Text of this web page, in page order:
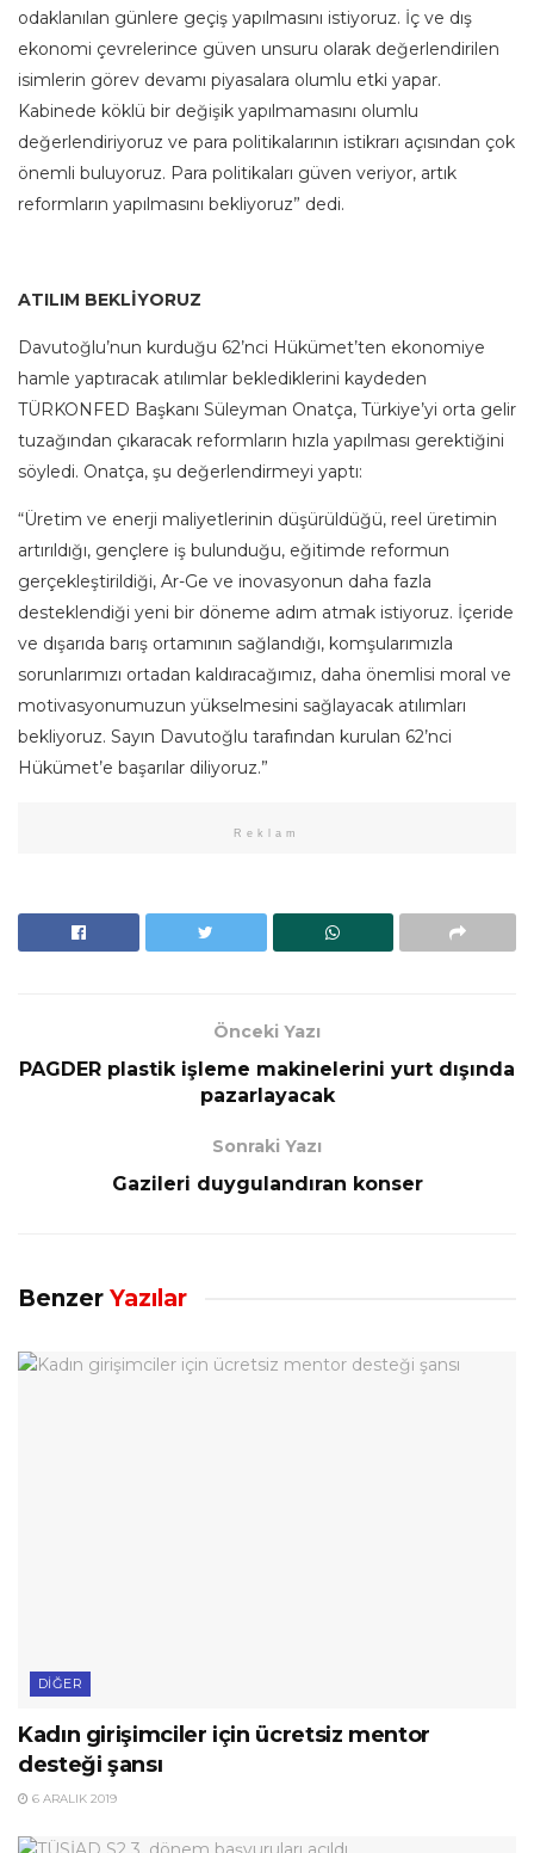
odaklanılan günlere geçiş yapılmasını istiyoruz. İç ve dış
ekonomi çevrelerince güven unsuru olarak değerlendirilen
isimlerin görev devamı piyasalara olumlu etki yapar.
Kabinede köklü bir değişik yapılmamasını olumlu
değerlendiriyoruz ve para politikalarının istikrarı açısından çok
önemli buluyoruz. Para politikaları güven veriyor, artık
reformların yapılmasını bekliyoruz” dedi.
ATILIM BEKLİYORUZ
Davutoğlu’nun kurduğu 62’nci Hükümet’ten ekonomiye
hamle yaptıracak atılımlar beklediklerini kaydeden
TÜRKONFED Başkanı Süleyman Onatça, Türkiye’yi orta gelir
tuzağından çıkaracak reformların hızla yapılması gerektiğini
söyledi. Onatça, şu değerlendirmeyi yaptı:
“Üretim ve enerji maliyetlerinin düşürüldüğü, reel üretimin
artırıldığı, gençlere iş bulunduğu, eğitimde reformun
gerçekleştirildiği, Ar-Ge ve inovasyonun daha fazla
desteklendiği yeni bir döneme adım atmak istiyoruz. İçeride
ve dışarıda barış ortamının sağlandığı, komşularımızla
sorunlarımızı ortadan kaldıracağımız, daha önemlisi moral ve
motivasyonumuzun yükselmesini sağlayacak atılımları
bekliyoruz. Sayın Davutoğlu tarafından kurulan 62’nci
Hükümet’e başarılar diliyoruz.”
Reklam
Önceki Yazı
PAGDER plastik işleme makinelerini yurt dışında
pazarlayacak
Sonraki Yazı
Gazileri duygulandıran konser
Benzer Yazılar
DIĞER
Kadın girişimciler için ücretsiz mentor
desteği şansı
6 ARALIK 2019